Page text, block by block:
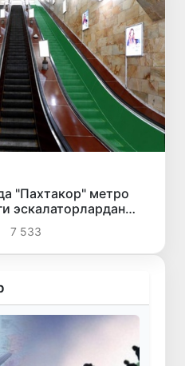
"Пахтакор" метро
эскалаторлардан
фойдаланишга қайта
7 533